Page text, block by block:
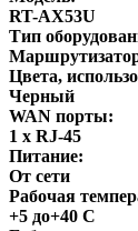
RT-AX53U
Тип
Цвета,
Черный
WAN порты:
1 х RJ-45
Питание:
От сети
Рабочая
+5 до+40 С